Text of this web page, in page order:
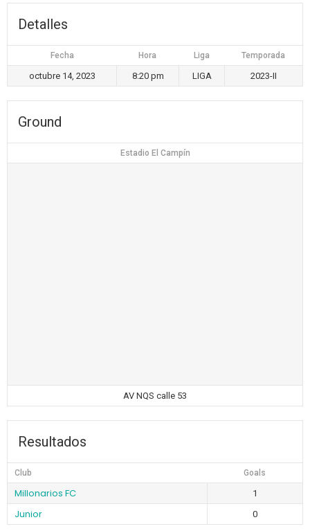
Detalles
Fecha Hora Liga Temporada
octubre 14, 2023 8:20 pm LIGA 2023-II
Ground
Estadio El Campín
AV NQS calle 53
Resultados
Club Goals
Millonarios FC 1
Junior 0